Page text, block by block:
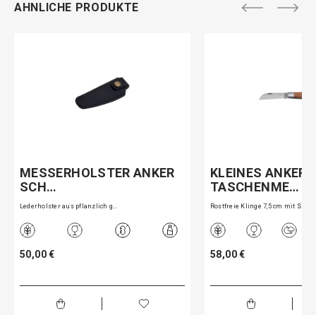
AHNLICHE PRODUKTE
MESSERHOLSTER ANKER
SCH…
Lederholster aus pflanzlich g…
50,00 €
KLEINES ANKER
TASCHENME…
Rostfreie Klinge 7,5 cm mit S…
58,00 €